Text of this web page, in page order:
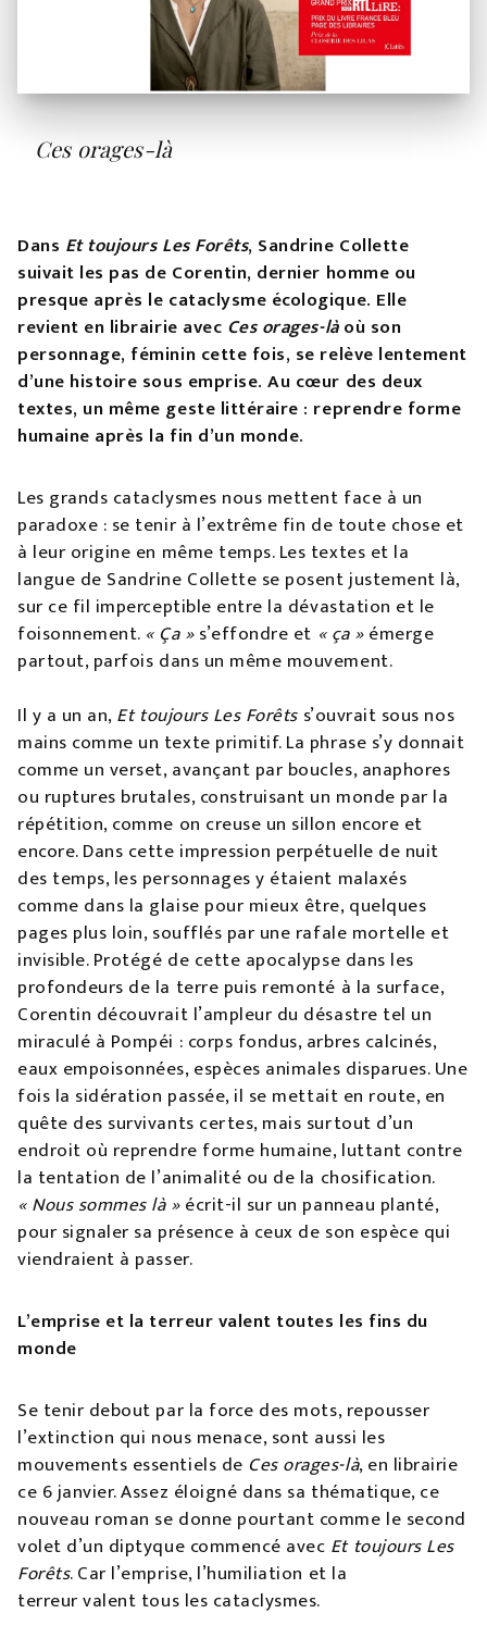
Ces orages-là
Dans Et toujours Les Forêts, Sandrine Collette
suivait les pas de Corentin, dernier homme ou
presque après le cataclysme écologique. Elle
revient en librairie avec Ces orages-làoù son
personnage, féminin cette fois, se relève lentement
d’une histoire sous emprise. Au cœur des deux
textes, un même geste littéraire : reprendre forme
humaine après la fin d’un monde.
Les grands cataclysmes nous mettent face à un
paradoxe : se tenir à l’extrême fin de toute chose et
à leur origine en même temps. Les textes et la
langue de Sandrine Collette se posent justement là,
sur ce fil imperceptible entre la dévastation et le
foisonnement. «Ça »s’effondre et « ça »émerge
partout, parfois dans un même mouvement.
Il y a un an,Et toujours Les Forêts s’ouvrait sous nos
mains comme un texte primitif. La phrase s’y donnait
comme un verset, avançant par boucles, anaphores
ou ruptures brutales, construisant un monde par la
répétition, comme on creuse un sillon encore et
encore. Dans cette impression perpétuelle de nuit
des temps, les personnages y étaient malaxés
comme dans la glaise pour mieux être, quelques
pages plus loin, soufflés par une rafale mortelle et
invisible. Protégé de cette apocalypse dans les
profondeurs de la terre puis remonté à la surface,
Corentin découvrait l’ampleur du désastre tel un
miraculé à Pompéi : corps fondus, arbres calcinés,
eaux empoisonnées, espèces animales disparues. Une
fois la sidération passée, il se mettait en route, en
quête des survivants certes, mais surtout d’un
endroit où reprendre forme humaine, luttant contre
la tentation de l’animalité ou de la chosification.
« Nous sommes là »écrit-il sur un panneau planté,
pour signaler sa présence à ceux de son espèce qui
viendraient à passer.
L’emprise et la terreur valent toutes les fins du
monde
Se tenir debout par la force des mots, repousser
l’extinction qui nous menace, sont aussi les
mouvements essentiels de Ces orages-là, en librairie
ce 6 janvier. Assez éloigné dans sa thématique, ce
nouveau roman se donne pourtant comme le second
volet d’un diptyque commencé avec Et toujours Les
Forêts. Car l’emprise, l’humiliation et la
terreur valent tous les cataclysmes.